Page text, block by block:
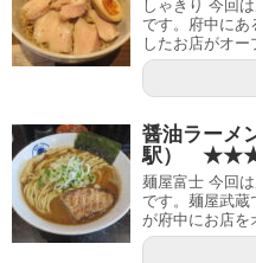
しゃきり 今回
です。府中にあ
したお店がオ
醤油ラーメ
駅）
麺屋富士 今回
です。麺屋武蔵
が府中にお店を